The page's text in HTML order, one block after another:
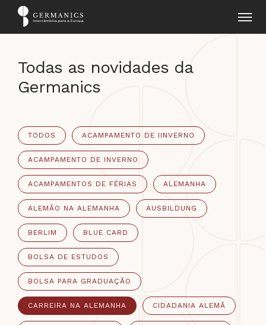
Todas as novidades da
Germanics
TODOS ACAMPAMENTO DE IINVERNO
ACAMPAMENTO DE INVERNO
ACAMPAMENTOS DE FÉRIAS ALEMANHA
ALEMÃO NA ALEMANHA AUSBILDUNG
BERLIM BLUE CARD
BOLSA DE ESTUDOS
BOLSA PARA GRADUAÇÃO
CARREIRA NA ALEMANHA CIDADANIA ALEMÃ